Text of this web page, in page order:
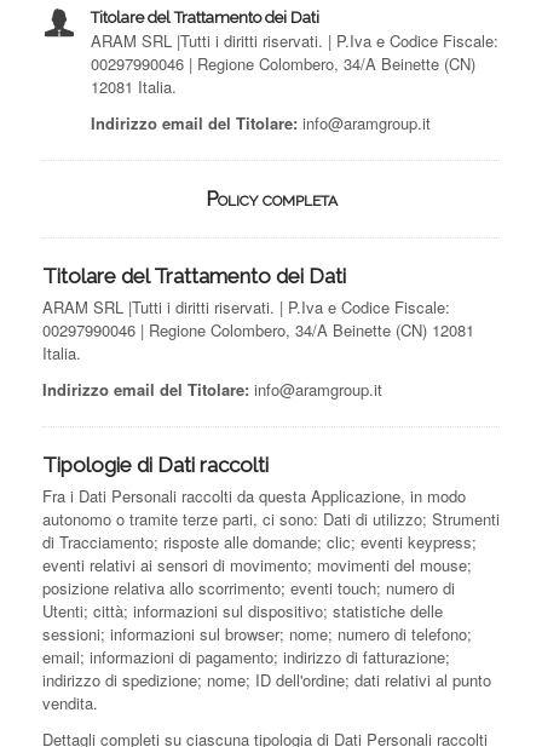
Titolare del Trattamento dei Dati
ARAM SRL |Tutti i diritti riservati. | P.Iva e Codice Fiscale:
00297990046 | Regione Colombero, 34/A Beinette (CN)
12081 Italia.
Indirizzo email del Titolare: info@aramgroup.it
Policy completa
Titolare del Trattamento dei Dati
ARAM SRL |Tutti i diritti riservati. | P.Iva e Codice Fiscale:
00297990046 | Regione Colombero, 34/A Beinette (CN) 12081
Italia.
Indirizzo email del Titolare: info@aramgroup.it
Tipologie di Dati raccolti
Fra i Dati Personali raccolti da questa Applicazione, in modo
autonomo o tramite terze parti, ci sono: Dati di utilizzo; Strumenti
di Tracciamento; risposte alle domande; clic; eventi keypress;
eventi relativi ai sensori di movimento; movimenti del mouse;
posizione relativa allo scorrimento; eventi touch; numero di
Utenti; città; informazioni sul dispositivo; statistiche delle
sessioni; informazioni sul browser; nome; numero di telefono;
email; informazioni di pagamento; indirizzo di fatturazione;
indirizzo di spedizione; nome; ID dell'ordine; dati relativi al punto
vendita.
Dettagli completi su ciascuna tipologia di Dati Personali raccolti